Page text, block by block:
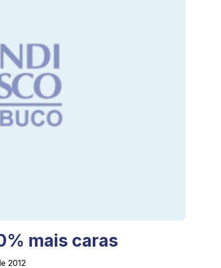
mais caras
2012